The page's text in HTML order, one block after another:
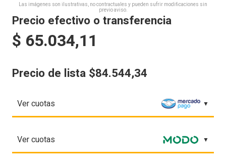
Las imágenes son ilustrativas, no contractuales y pueden sufrir modificaciones sin
previo aviso.
Precio efectivo o transferencia
$ 65.034,11
Precio de lista $84.544,34
Ver cuotas
Ver cuotas